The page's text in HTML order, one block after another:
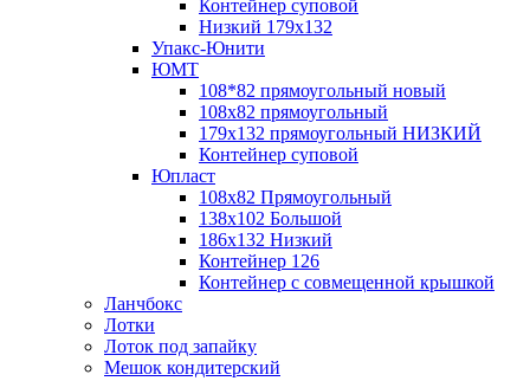
Контейнер суповой
Низкий 179х132
Упакс-Юнити
ЮМТ
108*82 прямоугольный новый
108х82 прямоугольный
179х132 прямоугольный НИЗКИЙ
Контейнер суповой
Юпласт
108х82 Прямоугольный
138х102 Большой
186х132 Низкий
Контейнер 126
Контейнер с совмещенной крышкой
Ланчбокс
Лотки
Лоток под запайку
Мешок кондитерский